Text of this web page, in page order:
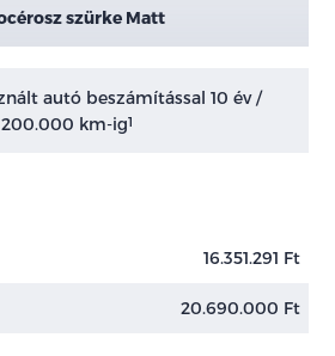
szürke Matt
autó beszámítással 10 év /
200.000 km-ig1
16.351.291 Ft
20.690.000 Ft